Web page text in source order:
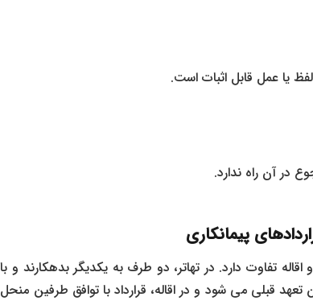
لفظ یا عمل قابل اثبات است.
در آن راه ندارد.
پیمانکاری
و اقاله تفاوت دارد. در تهاتر، دو طرف به یکدیگر بدهکارند و با
قبلی می‌ شود و در اقاله، قرارداد با توافق طرفین منحل